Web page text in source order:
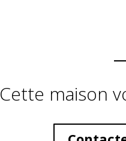
Cette maison